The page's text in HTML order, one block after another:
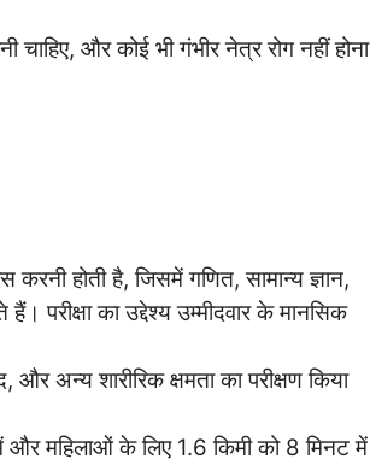
चाहिए, और कोई भी गंभीर नेत्र रोग नहीं होना
करनी होती है, जिसमें गणित, सामान्य ज्ञान,
परीक्षा का उद्देश्य उम्मीदवार के मानसिक
और अन्य शारीरिक क्षमता का परीक्षण किया
महिलाओं के लिए 1.6 किमी को 8 मिनट में